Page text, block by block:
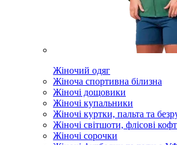
Жіночий одяг
Жіноча спортивна білизна
Жіночі дощовики
Жіночі купальники
Жіночі куртки, пальта та
Жіночі світшоти, флісові
Жіночі сорочки